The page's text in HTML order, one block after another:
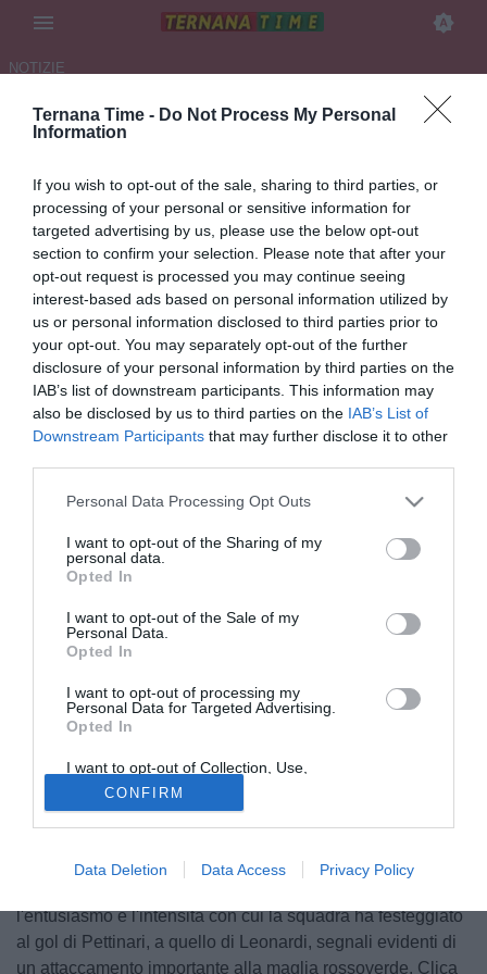
Ternana Time - Do Not Process My Personal
Information
If you wish to opt-out of the sale, sharing to third parties, or
processing of your personal or sensitive information for
targeted advertising by us, please use the below opt-out
section to confirm your selection. Please note that after your
opt-out request is processed you may continue seeing
interest-based ads based on personal information utilized by
us or personal information disclosed to third parties prior to
your opt-out. You may separately opt-out of the further
disclosure of your personal information by third parties on the
IAB’s list of downstream participants. This information may
also be disclosed by us to third parties on the IAB’s List of
Downstream Participants that may further disclose it to other
Personal Data Processing Opt Outs
I want to opt-out of the Sharing of my
personal data.
Opted In
I want to opt-out of the Sale of my
Personal Data.
Opted In
I want to opt-out of processing my
Personal Data for Targeted Advertising.
Opted In
I want to opt-out of Collection, Use,
Retention, Sale, and/or Sharing of my
Personal Data that Is Unrelated with the
Purposes for which it was collected.
Opted Out
CONFIRM
Data Deletion Data Access Privacy Policy
NOTIZIE
LA TERNANA BATTE IL BRA E
POST-PARTITA DEI TIFOSI
19.04.2026 08:38 diIvano Mari
VEDI LETTURE
Settima posizione in graduatoria ancora migliorabile vincendo
contro la Pianese al Liberati nell'ultimo turno di campionato in
programma domenica prossima
Subito dopo la fine della partita e della prima vittoria della
gestione di Lito Fazio Ternana Time, Ternana news Cuore
Verde Tv hanno dato spazio, come di consueto, alle
impressioni, ai commenti dei tifosi rossoverdi. Nella
maggior parte dei casi è emersa la soddisfazione per i 3
apportare un rinnovato entusiasmo nella piazza seppure il
l'entusiasmo e l'intensità con cui la squadra ha festeggiato
al gol di Pettinari, a quello di Leonardi, segnali evidenti di
un attaccamento importante alla maglia rossoverde. Clica